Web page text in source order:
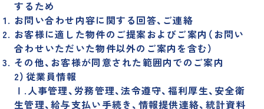
するため
お問い合わせ内容に関する回答、ご連絡
お客様に適した物件のご提案およびご案内（お問い
合わせいただいた物件以外のご案内を含む）
その他、お客様が同意された範囲内でのご案内
2）従業員情報
Ⅰ.人事管理、労務管理、法令遵守、福利厚生、安全衛
生管理、給与支払い手続き、情報提供連絡、統計資料